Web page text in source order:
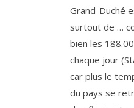
Grand-Duché
surtout de …
bien les
chaque jour
car plus le
du pays se